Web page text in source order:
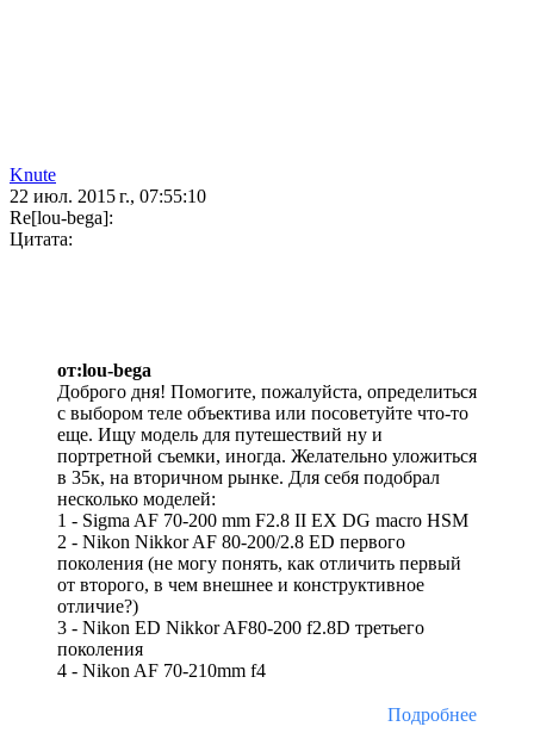
Knute
22 июл. 2015 г., 07:55:10
Re[lou-bega]:
Цитата:
от:lou-bega
Доброго дня! Помогите, пожалуйста, определиться
с выбором теле объектива или посоветуйте что-то
еще. Ищу модель для путешествий ну и
портретной съемки, иногда. Желательно уложиться
в 35к, на вторичном рынке. Для себя подобрал
несколько моделей:
1 - Sigma AF 70-200 mm F2.8 II EX DG macro HSM
2 - Nikon Nikkor AF 80-200/2.8 ED первого
поколения (не могу понять, как отличить первый
от второго, в чем внешнее и конструктивное
отличие?)
3 - Nikon ED Nikkor AF80-200 f2.8D третьего
поколения
4 - Nikon AF 70-210mm f4
Подробнее